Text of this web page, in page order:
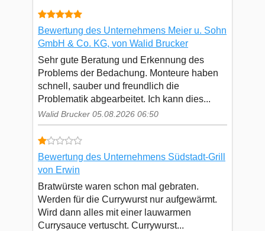
Bewertung des Unternehmens Meier u. Sohn
GmbH & Co. KG, von Walid Brucker
Sehr gute Beratung und Erkennung des
Problems der Bedachung. Monteure haben
schnell, sauber und freundlich die
Problematik abgearbeitet. Ich kann dies...
Walid Brucker 05.08.2026 06:50
Bewertung des Unternehmens Südstadt-Grill
von Erwin
Bratwürste waren schon mal gebraten.
Werden für die Currywurst nur aufgewärmt.
Wird dann alles mit einer lauwarmen
Currysauce vertuscht. Currywurst...